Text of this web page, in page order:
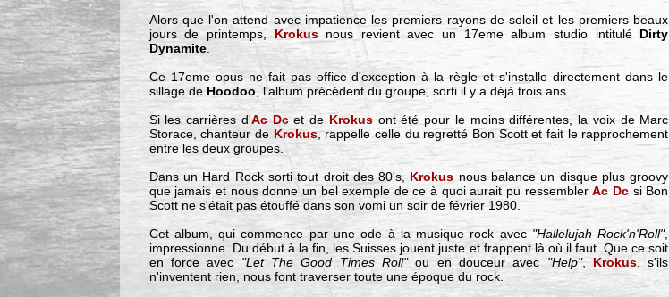
Alors que l'on attend avec impatience les premiers rayons de soleil et les premiers beaux
jours de printemps,Krokusnous revient avec un 17eme album studio intituléDirty
Dynamite.
Ce 17eme opus ne fait pas office d'exception à la règle et s'installe directement dans le
sillage de Hoodoo, l'album précédent du groupe, sorti il y a déjà trois ans.
Si les carrières d'Ac Dcet de Krokusont été pour le moins différentes, la voix de Marc
Storace, chanteur de Krokus, rappelle celle du regretté Bon Scott et fait le rapprochement
entre les deux groupes.
Dans un Hard Rock sorti tout droit des 80's, Krokus nous balance un disque plus groovy
que jamais et nous donne un bel exemple de ce à quoi aurait pu ressemblerAc Dc si Bon
Scott ne s'était pas étouffé dans son vomi un soir de février 1980.
Cet album, qui commence par une ode à la musique rock avec "Hallelujah Rock'n'Roll",
impressionne. Du début à la fin, les Suisses jouent juste et frappent là où il faut. Que ce soit
en force avec "Let The Good Times Roll"ou en douceur avec"Help", Krokus, s'ils
n'inventent rien, nous font traverser toute une époque du rock.